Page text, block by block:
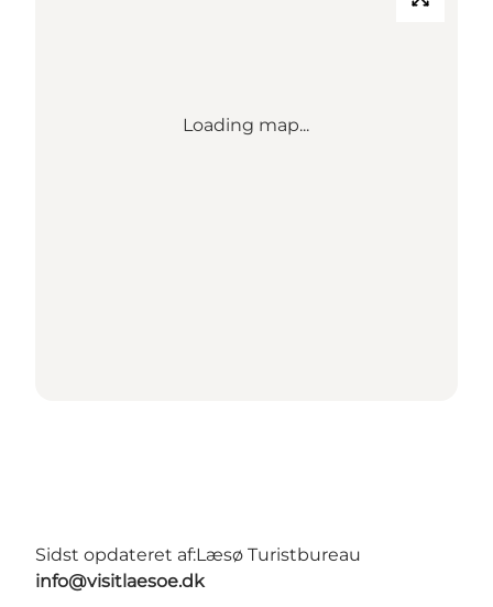
Loading map...
Sidst opdateret af:Læsø Turistbureau
info@visitlaesoe.dk